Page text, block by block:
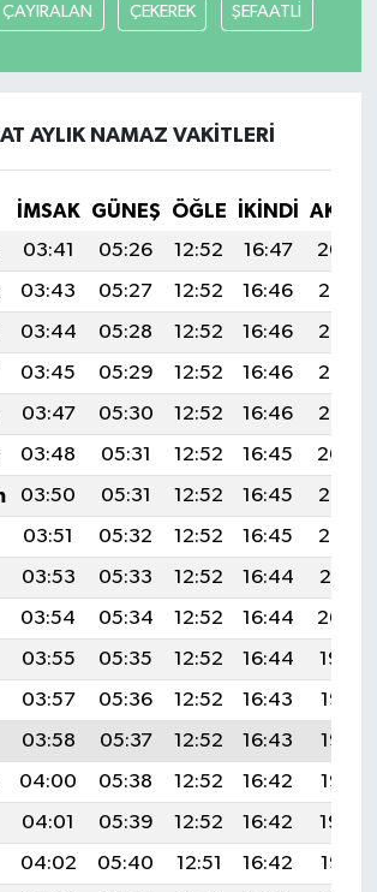
ÇAYIRALAN ÇEKEREK ŞEFAATLİ
AYLIK NAMAZ VAKITLERI
İMSAK GÜNEŞ ÖĞLE İKINDI
03:41 05:26 12:52 16:47
20:09
03:43 05:27 12:52 16:46
20:08
03:44 05:28 12:52 16:46
20:07
03:45 05:29 12:52 16:46
20:06
03:47 05:30 12:52 16:46
20:05
03:48 05:31 12:52 16:45
20:04
03:50 05:31 12:52 16:45
20:03
03:51 05:32 12:52 16:45
20:02
03:53 05:33 12:52 16:44
20:01
03:54 05:34 12:52 16:44
20:00
03:55 05:35 12:52 16:44
19:59
03:57 05:36 12:52 16:43
19:58
03:58 05:37 12:52 16:43
19:57
04:00 05:38 12:52 16:42
19:55
04:01 05:39 12:52 16:42
19:54
04:02 05:40 12:51 16:42
19:53